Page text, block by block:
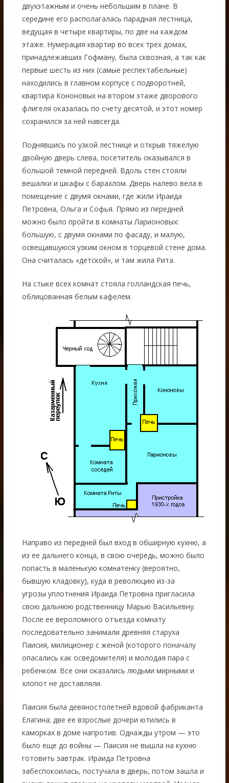
двухэтажным и очень небольшим в плане. В
середине его располагалась парадная лестница,
ведущая в четыре квартиры, по две на каждом
этаже. Нумерация квартир во всех трех домах,
принадлежавших Гофману, была сквозная, а так как
первые шесть из них (самые респектабельные)
находились в главном корпусе с подворотней,
квартира Кононовых на втором этаже дворового
флигеля оказалась по счету десятой, и этот номер
сохранился за ней навсегда.
Поднявшись по узкой лестнице и открыв тяжелую
двойную дверь слева, посетитель оказывался в
большой темной передней. Вдоль стен стояли
вешалки и шкафы с барахлом. Дверь налево вела в
помещение с двумя окнами, где жили Ираида
Петровна, Ольга и Софья. Прямо из передней
можно было пройти в комнаты Ларионовых:
большую, с двумя окнами по фасаду, и малую,
освещавшуюся узким окном в торцевой стене дома.
Она считалась «детской», и там жила Рита.
На стыке всех комнат стояла голландская печь,
облицованная белым кафелем.
Направо из передней был вход в обширную кухню, а
из ее дальнего конца, в свою очередь, можно было
попасть в маленькую комнатенку (вероятно,
бывшую кладовку), куда в революцию из-за
угрозы уплотнения Ираида Петровна пригласила
свою дальнюю родственницу Марью Васильевну.
После ее вероломного отъезда комнату
последовательно занимали древняя старуха
Паисия, милиционер с женой (которого поначалу
опасались как осведомителя) и молодая пара с
ребенком. Все они оказались людьми мирными и
хлопот не доставляли.
Паисия была девяностолетней вдовой фабриканта
Елагина; две ее взрослые дочери ютились в
каморках в доме напротив. Однажды утром — это
было еще до войны — Паисия не вышла на кухню
готовить завтрак. Ираида Петровна
забеспокоилась, постучала в дверь, потом зашла и